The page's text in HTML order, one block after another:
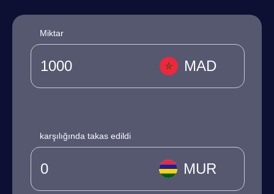
Miktar
MAD
karşılığında takas edildi
MUR